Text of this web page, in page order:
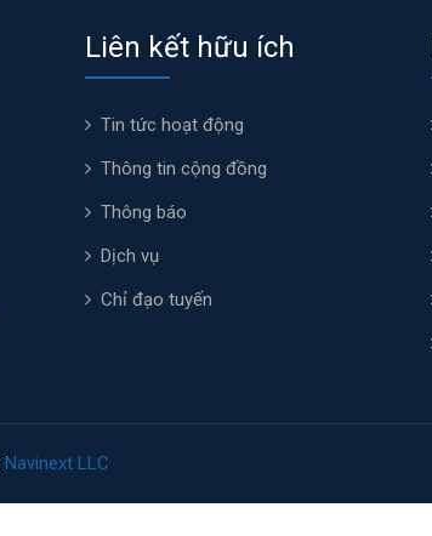
Liên kết hữu ích
Tin tức hoạt động
Thông tin cộng đồng
Thông báo
Dịch vụ
Chỉ đạo tuyến
Navinext LLC